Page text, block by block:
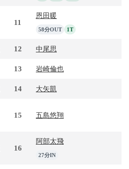
11
恩田暖
58分OUT 1T
12 中尾思
13 岩崎倫也
14 大矢凱
15 五島悠翔
16
阿部太飛
27分IN